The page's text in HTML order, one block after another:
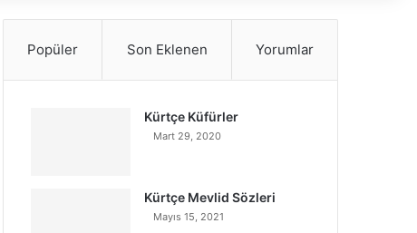
Popüler Son Eklenen Yorumlar
Kürtçe Küfürler
Mart 29, 2020
Kürtçe Mevlid Sözleri
Mayıs 15, 2021